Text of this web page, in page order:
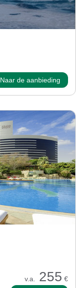
Naar de aanbieding
v.a. 255 €